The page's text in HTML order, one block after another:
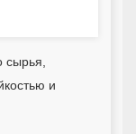
сырья,
и